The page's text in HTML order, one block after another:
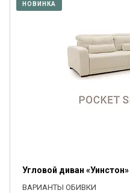
НОВИНКА
Угловой диван
ВАРИАНТЫ ОБИВКИ